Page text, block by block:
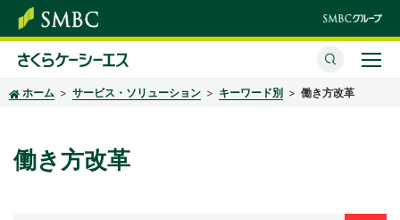
ホーム サービス・ソリューション キーワード別 働き方改革
働き方改革
さくらケーシーエスとは
サービス・ソリューション